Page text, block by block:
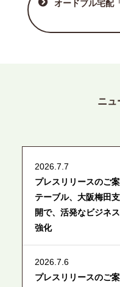
オードブル宅配
ニュ
2026.7.7
プレスリリースのご
テーブル、大阪梅田
開で、活発なビジネ
強化
2026.7.6
プレスリリースのご